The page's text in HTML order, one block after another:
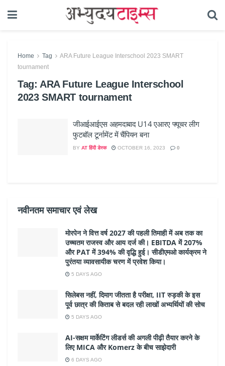
Home Tag
ARA Future League Interschool 2023 SMART
tournament
Tag: ARA Future League Interschool
2023 SMART tournament
जीआईआईएस अहमदाबाद U14 एआरए फ्यूचर लीग
फुटबॉल टूर्नामेंट में चैंपियन बना
BY AT हिंदी डेस्क OCTOBER 16, 2023 0
नवीनतम समाचार एवं लेख
मोरपेन ने वित्त वर्ष 2027 की पहली तिमाही में अब तक का
उच्चतम राजस्व और आय दर्ज की। EBITDA में 207%
और PAT में 394% की वृद्धि हुई। सीडीएमओ कार्यक्रम ने
पुरंतया व्यावसायीक चरण में प्रवेश किया।
5 DAYS AGO
सिलेबस नहीं, दिमाग जीतता है परीक्षा, IIT रुड़की के इस
पूर्व छात्र की किताब से बदल रही लाखों अभ्यर्थियों की सोच
5 DAYS AGO
AI-सक्षम मार्केटिंग लीडर्स की अगली पीढ़ी तैयार करने के
लिए MICA और Komerz के बीच साझेदारी
6 DAYS AGO